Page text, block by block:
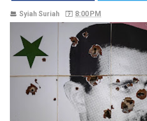
Syiah Suriah 8:00 PM